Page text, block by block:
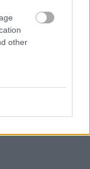
other